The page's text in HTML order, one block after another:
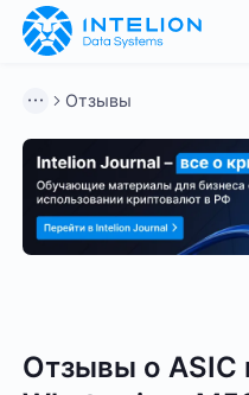
Отзывы
Отзывы о ASIC